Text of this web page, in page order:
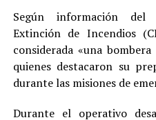
Según información del
Extinción de Incendios
considerada «una
quienes destacaron su
durante las misiones de
Durante el operativo